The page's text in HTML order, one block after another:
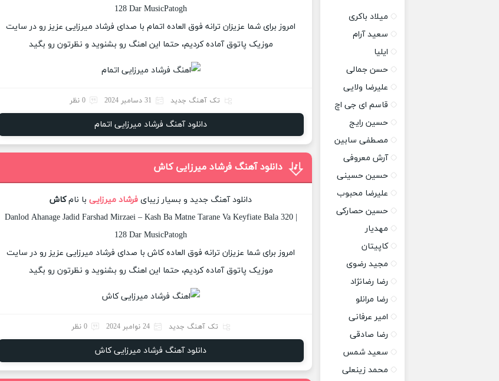
128 Dar MusicPatogh
امروز برای شما عزیزان ترانه فوق العاده اتمام با صدای فرشاد میرزایی عزیز رو در سایت
موزیک پاتوق آماده کردیم، حتما این اهنگ رو بشنوید و نظرتون رو بگید
تک آهنگ جدید 31 دسامبر 2024 0 نظر
دانلود آهنگ فرشاد میرزایی اتمام
دانلود آهنگ فرشاد میرزایی کاش
دانلود آهنگ جدید و بسیار زیبای فرشاد میرزاییبا نامکاش
Danlod Ahanage Jadid Farshad Mirzaei – Kash Ba Matne Tarane Va Keyfiate Bala 320 |
128 Dar MusicPatogh
امروز برای شما عزیزان ترانه فوق العاده کاش با صدای فرشاد میرزایی عزیز رو در سایت
موزیک پاتوق آماده کردیم، حتما این اهنگ رو بشنوید و نظرتون رو بگید
تک آهنگ جدید 24 نوامبر 2024 0 نظر
دانلود آهنگ فرشاد میرزایی کاش
میلاد باکری
سعید آرام
ایلیا
حسن جمالی
علیرضا ولایی
قاسم ای جی اچ
حسین رایج
مصطفی سابین
آرش معروفی
حسین حسینی
علیرضا محبوب
حسین حصارکی
مهدیار
کاپیتان
مجید رضوی
رضا رضانژاد
رضا مرانلو
امیر عرفانی
رضا صادقی
سعید شمس
محمد زینعلی